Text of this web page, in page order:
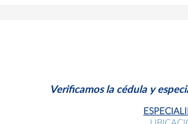
Verificamos la cédula y